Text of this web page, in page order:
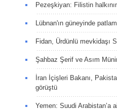
Pezeşkiyan: Filistin
Lübnan'ın güneyinde
Fidan, Ürdünlü mevkidaşı
Şahbaz Şerif ve Asım
İran İçişleri Bakanı,
görüştü
Yemen: Suudi Arabistan’a